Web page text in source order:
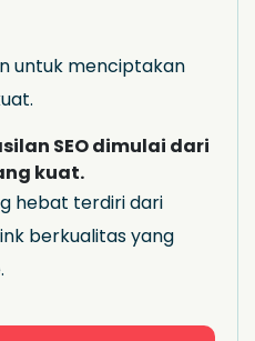
untuk menciptakan
SEO dimulai dari
kuat.
hebat terdiri dari
berkualitas yang